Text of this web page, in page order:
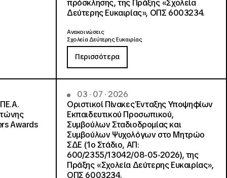
πρόσκλησης, της Πράξης «Σχολεία
Δεύτερης Ευκαιρίας», ΟΠΣ 6003234.
Ανακοινώσεις
Σχολεία Δεύτερης Ευκαιρίας
Περισσότερα
Awards
03 · 07 · 2026
Οριστικοί Πίνακες Ένταξης Υποψηφίων
Εκπαιδευτικού Προσωπικού,
Συμβούλων Σταδιοδρομίας και
Συμβούλων Ψυχολόγων στο Μητρώο
ΣΔΕ (1ο Στάδιο, ΑΠ:
600/2355/13042/08-05-2026), της
Πράξης «Σχολεία Δεύτερης Ευκαιρίας»,
ΟΠΣ 6003234.